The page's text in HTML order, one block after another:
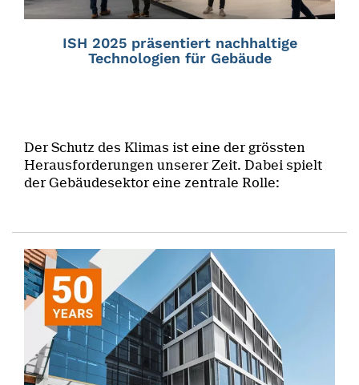
ISH 2025 präsentiert nachhaltige
Technologien für Gebäude
Der Schutz des Klimas ist eine der grössten
Herausforderungen unserer Zeit. Dabei spielt
der Gebäudesektor eine zentrale Rolle: